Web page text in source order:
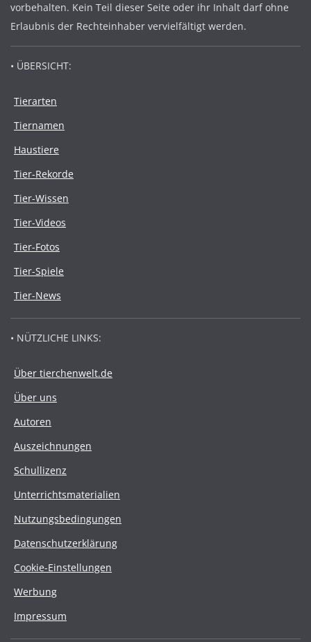
vorbehalten. Kein Teil dieser Seite oder ihr Inhalt darf ohne
Erlaubnis der Rechteinhaber vervielfältigt werden.
• ÜBERSICHT:
Tierarten
Tiernamen
Haustiere
Tier-Rekorde
Tier-Wissen
Tier-Videos
Tier-Fotos
Tier-Spiele
Tier-News
• NÜTZLICHE LINKS:
Über tierchenwelt.de
Über uns
Autoren
Auszeichnungen
Schullizenz
Unterrichtsmaterialien
Nutzungsbedingungen
Datenschutzerklärung
Cookie-Einstellungen
Werbung
Impressum